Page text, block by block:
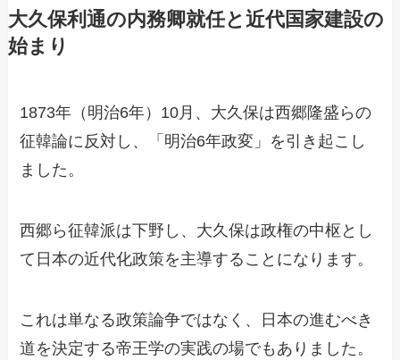
大久保利通の内務卿就任と近代国家建設の
始まり
1873年（明治6年）10月、大久保は西郷隆盛らの
征韓論に反対し、「明治6年政変」を引き起こし
ました。
西郷ら征韓派は下野し、大久保は政権の中枢とし
て日本の近代化政策を主導することになります。
これは単なる政策論争ではなく、日本の進むべき
道を決定する帝王学の実践の場でもありました。